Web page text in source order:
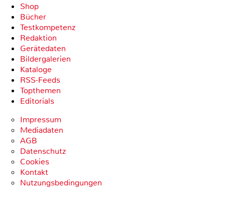
Shop
Bücher
Testkompetenz
Redaktion
Gerätedaten
Bildergalerien
Kataloge
RSS-Feeds
Topthemen
Editorials
Impressum
Mediadaten
AGB
Datenschutz
Cookies
Kontakt
Nutzungsbedingungen